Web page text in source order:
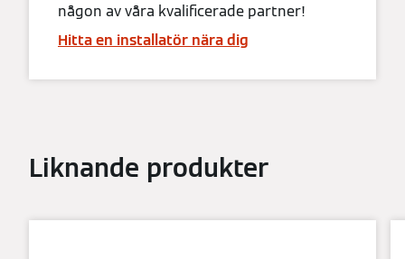
någon av våra kvalificerade partner!
Hitta en installatör nära dig
Liknande produkter